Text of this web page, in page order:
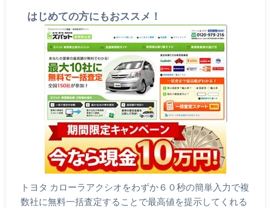
はじめての方にもおススメ！
トヨタ カローラアクシオをわずか６０秒の簡単入力で複
数社に無料一括査定することで最高値を提示してくれる